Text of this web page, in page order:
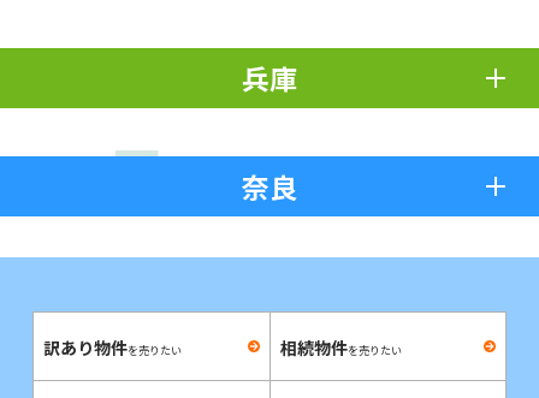
兵庫
奈良
訳あり物件を売りたい 相続物件を売りたい